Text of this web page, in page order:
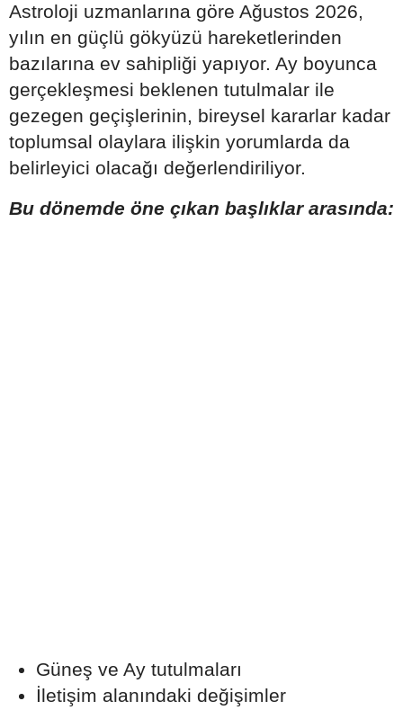
Astroloji uzmanlarına göre Ağustos 2026,
yılın en güçlü gökyüzü hareketlerinden
bazılarına ev sahipliği yapıyor. Ay boyunca
gerçekleşmesi beklenen tutulmalar ile
gezegen geçişlerinin, bireysel kararlar kadar
toplumsal olaylara ilişkin yorumlarda da
belirleyici olacağı değerlendiriliyor.
Bu dönemde öne çıkan başlıklar arasında:
Güneş ve Ay tutulmaları
İletişim alanındaki değişimler